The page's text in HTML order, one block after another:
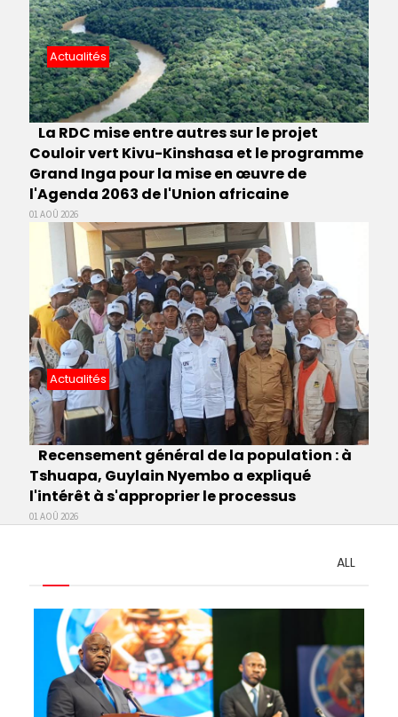
Actualités
La RDC mise entre autres sur le projet
Couloir vert Kivu-Kinshasa et le programme
Grand Inga pour la mise en œuvre de
l'Agenda 2063 de l'Union africaine
01 AOÛ 2026
Actualités
Recensement général de la population : à
Tshuapa, Guylain Nyembo a expliqué
l'intérêt à s'approprier le processus
01 AOÛ 2026
ALL
Pagination